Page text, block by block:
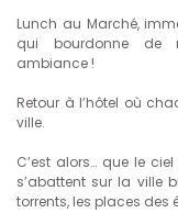
Lunch au Marché,
qui bourdonne de
ambiance !
Retour à l’hôtel où
ville.
C’est alors… que le
s’abattent sur la ville
torrents, les places des